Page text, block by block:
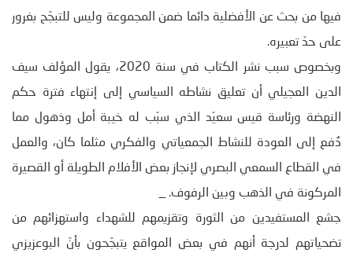
فيها من بحث عن الأفضلية دائما ضمن المجموعة وليس للتبجّح بغرور
على حدّ تعبيره.
وبخصوص سبب نشر الكتاب في سنة 2020، يقول المؤلف سيف
الدين العجيلي أن تعليق نشاطه السياسي إلى إنتهاء فترة حكم
النهضة ورئاسة قيس سعيّد الذي سبّب له خيبة أمل وذهول مما
دُفع إلى العودة للنشاط الجمعياتي والفكري مثلما كان، والعمل
في القطاع السمعي البصري لإنجاز بعض الأفلام الطويلة أو القصيرة
المركونة في الذهب وبين الرفوف. _
جشع المستفيدين من الثورة وتقزيمهم للشهداء واستهزائهم من
تضحياتهم لدرجة أنهم في بعض المواقع يتبجّحون بأنّ البوعزيزي